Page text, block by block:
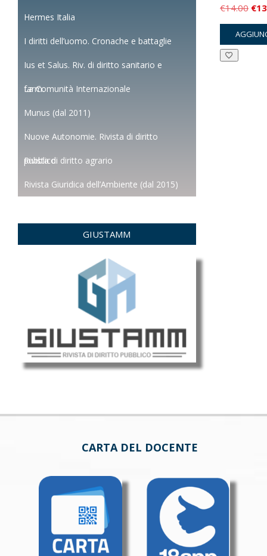
€14.00 Il
€
Hermes Italia
I diritti dell’uomo. Cronache e battaglie
Ius et Salus. Riv. di diritto sanitario e
farm.
La Comunità Internazionale
Munus (dal 2011)
Nuove Autonomie. Rivista di diritto
pubblico
Rivista di diritto agrario
Rivista Giuridica dell’Ambiente (dal 2015)
GIUSTAMM
CARTA DEL DOCENTE